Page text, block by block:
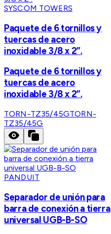
SYSCOM TOWERS
Paquete de 6 tornillos y
tuercas de acero
inoxidable 3/8 x 2”.
Paquete de 6 tornillos y
tuercas de acero
inoxidable 3/8 x 2”.
TORN-TZ35/45GTORN-
TZ35/45G
PANDUIT
Separador de unión para
barra de conexión a tierra
universal UGB-B-SO